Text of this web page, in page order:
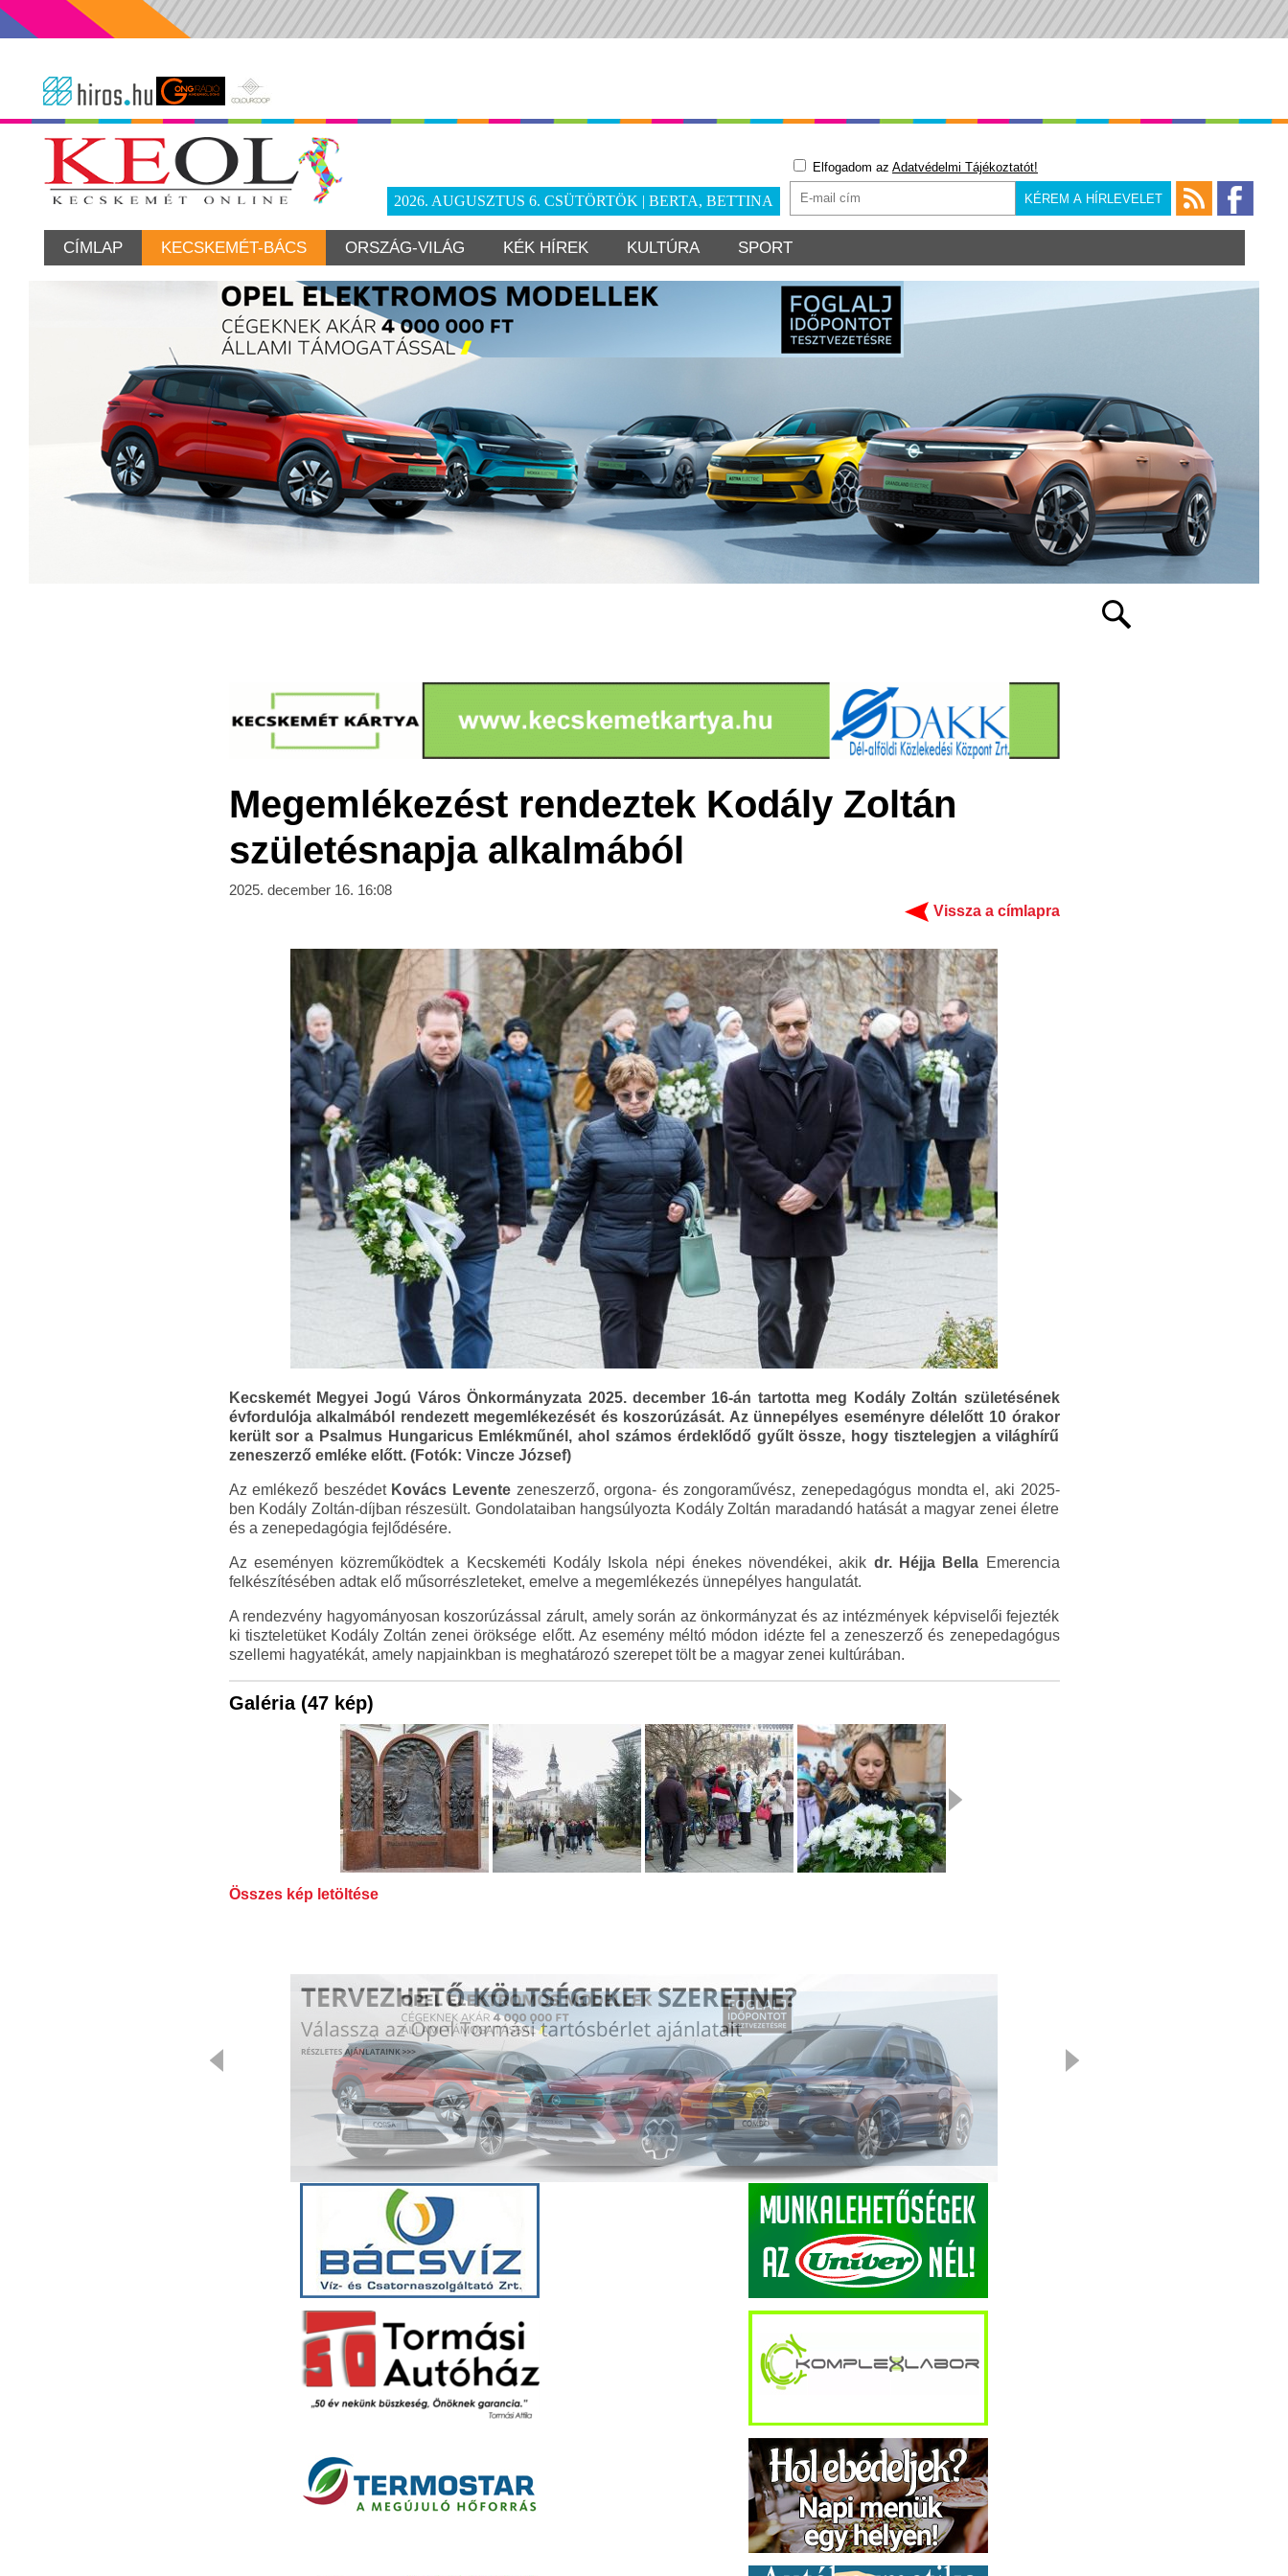
2026. AUGUSZTUS 6. CSÜTÖRTÖK | BERTA, BETTINA
Elfogadom az Adatvédelmi Tájékoztatót!
CÍMLAP KECSKEMÉT-BÁCS ORSZÁG-VILÁG KÉK HÍREK KULTÚRA SPORT
Megemlékezést rendeztek Kodály Zoltán
születésnapja alkalmából
2025. december 16. 16:08
Vissza a címlapra
Kecskemét Megyei Jogú Város Önkormányzata 2025. december 16-án tartotta meg Kodály Zoltán születésének
évfordulója alkalmából rendezett megemlékezését és koszorúzását. Az ünnepélyes eseményre délelőtt 10 órakor
került sor a Psalmus Hungaricus Emlékműnél, ahol számos érdeklődő gyűlt össze, hogy tisztelegjen a világhírű
zeneszerző emléke előtt. (Fotók: Vincze József)
Az emlékező beszédet Kovács Leventezeneszerző, orgona- és zongoraművész, zenepedagógus mondta el, aki 2025-
ben Kodály Zoltán-díjban részesült. Gondolataiban hangsúlyozta Kodály Zoltán maradandó hatását a magyar zenei életre
és a zenepedagógia fejlődésére.
Az eseményen közreműködtek a Kecskeméti Kodály Iskola népi énekes növendékei, akik dr. Héjja Bella Emerencia
felkészítésében adtak elő műsorrészleteket, emelve a megemlékezés ünnepélyes hangulatát.
A rendezvény hagyományosan koszorúzással zárult, amely során az önkormányzat és az intézmények képviselői fejezték
ki tiszteletüket Kodály Zoltán zenei öröksége előtt. Az esemény méltó módon idézte fel a zeneszerző és zenepedagógus
szellemi hagyatékát, amely napjainkban is meghatározó szerepet tölt be a magyar zenei kultúrában.
Galéria (47 kép)
Összes kép letöltése